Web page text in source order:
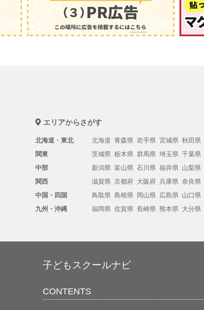
エリアからさがす
北海道・東北 北海道 青森県 岩手県 宮城県 秋田県
関東
茨城県 栃木県 群馬県 埼玉県 千葉県
中部
新潟県 富山県 石川県 福井県 山梨県
関西
滋賀県 京都府 大阪府 兵庫県 奈良県
中国・四国
鳥取県 島根県 岡山県 広島県 山口県
九州・沖縄
福岡県 佐賀県 長崎県 熊本県 大分県
子どもスクールナビ
CONTENTS